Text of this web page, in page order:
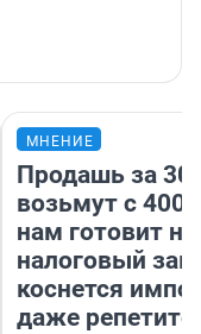
МНЕНИЕ
Продашь за
возьмут с
нам готовит
налоговый
коснется
даже